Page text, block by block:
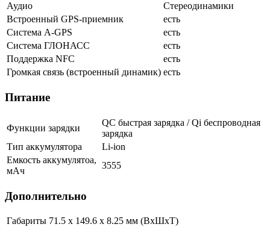
Аудио
Стереодинамики
Встроенный GPS-приемник
есть
Cистема A-GPS
есть
Система ГЛОНАСС
есть
Поддержка NFC
есть
Громкая связь (встроенный динамик) есть
Питание
Функции зарядки
QC быстрая зарядка / Qi беспроводная
зарядка
Тип аккумулятора
Li-ion
Емкость аккумулятоа,
мАч
3555
Дополнительно
Габариты 71.5 x 149.6 x 8.25 мм (ВxШxТ)